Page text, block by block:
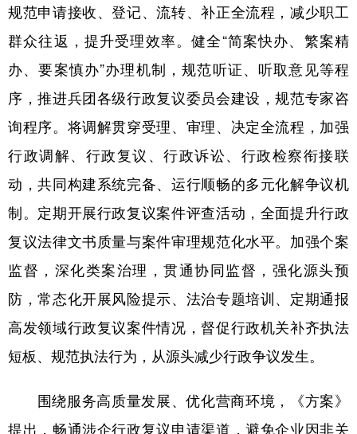
Deutsch Português
规范申请接收、登记、流转、补正全流程，减少职工
群众往返，提升受理效率。健全“简案快办、繁案精
办、要案慎办”办理机制，规范听证、听取意见等程
序，推进兵团各级行政复议委员会建设，规范专家咨
询程序。将调解贯穿受理、审理、决定全流程，加强
行政调解、行政复议、行政诉讼、行政检察衔接联
动，共同构建系统完备、运行顺畅的多元化解争议机
制。定期开展行政复议案件评查活动，全面提升行政
复议法律文书质量与案件审理规范化水平。加强个案
监督，深化类案治理，贯通协同监督，强化源头预
防，常态化开展风险提示、法治专题培训、定期通报
高发领域行政复议案件情况，督促行政机关补齐执法
短板、规范执法行为，从源头减少行政争议发生。
围绕服务高质量发展、优化营商环境，《方案》
提出，畅通涉企行政复议申请渠道，避免企业因非关